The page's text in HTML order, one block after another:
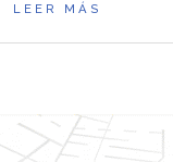
LEER MÁS